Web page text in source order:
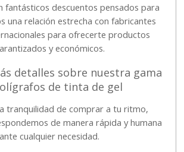
fantásticos descuentos pensados para
una relación estrecha con fabricantes
para ofrecerte productos
y económicos.
detalles sobre nuestra gama
de tinta de gel
tranquilidad de comprar a tu ritmo,
de manera rápida y humana
ante cualquier necesidad.